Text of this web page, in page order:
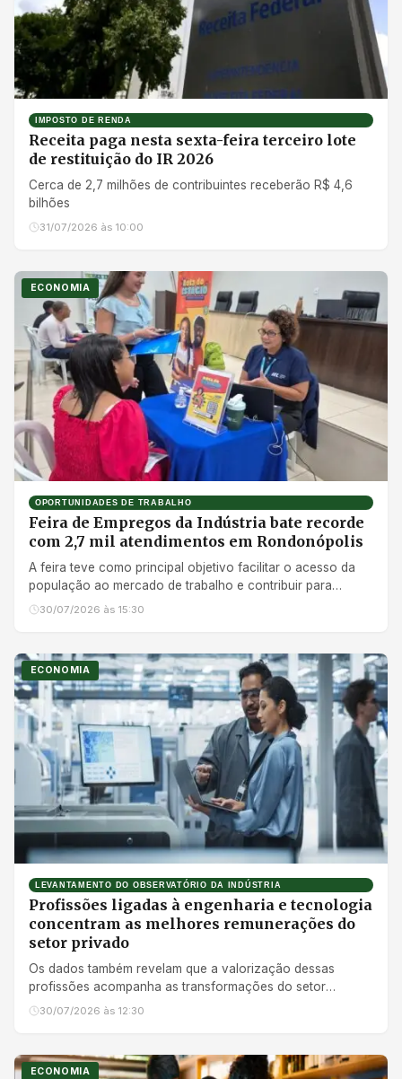
IMPOSTO DE RENDA
Receita paga nesta sexta-feira terceiro lote
de restituição do IR 2026
Cerca de 2,7 milhões de contribuintes receberão R$ 4,6
bilhões
31/07/2026 às 10:00
ECONOMIA
OPORTUNIDADES DE TRABALHO
Feira de Empregos da Indústria bate recorde
com 2,7 mil atendimentos em Rondonópolis
A feira teve como principal objetivo facilitar o acesso da
população ao mercado de trabalho e contribuir para
atender à crescente demanda da indústria por profissionais
30/07/2026 às 15:30
ECONOMIA
LEVANTAMENTO DO OBSERVATÓRIO DA INDÚSTRIA
Profissões ligadas à engenharia e tecnologia
concentram as melhores remunerações do
setor privado
Os dados também revelam que a valorização dessas
profissões acompanha as transformações do setor
produtivo
30/07/2026 às 12:30
ECONOMIA